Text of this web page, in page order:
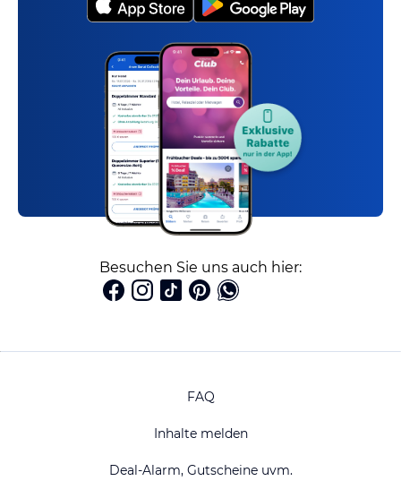
Besuchen Sie uns auch hier:
FAQ
Inhalte melden
Deal-Alarm, Gutscheine uvm.